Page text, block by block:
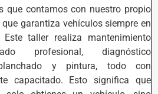
que contamos con nuestro propio
garantiza vehículos siempre en
Este taller realiza mantenimiento
profesional, diagnóstico
y pintura, todo con
capacitado. Esto significa que